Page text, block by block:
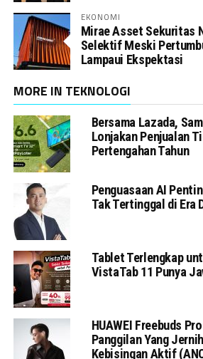
EKONOMI
Mirae Asset Sekuritas
Selektif Meski
Lampaui Ekspektasi
MORE IN TEKNOLOGI
Bersama Lazada,
Lonjakan Penjualan
Pertengahan Tahun
Penguasaan AI
Tak Tertinggal di Era
Tablet Terlengkap
VistaTab 11 Punya
HUAWEI Freebuds
Panggilan Yang
Kebisingan Aktif